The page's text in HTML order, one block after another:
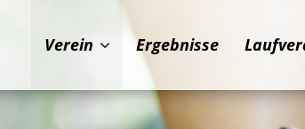
Verein Ergebnisse